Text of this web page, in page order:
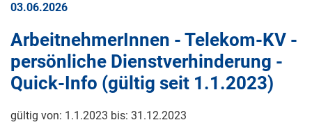
03.06.2026
ArbeitnehmerInnen - Telekom-KV -
persönliche Dienstverhinderung -
Quick-Info (gültig seit 1.1.2023)
gültig von: 1.1.2023 bis: 31.12.2023